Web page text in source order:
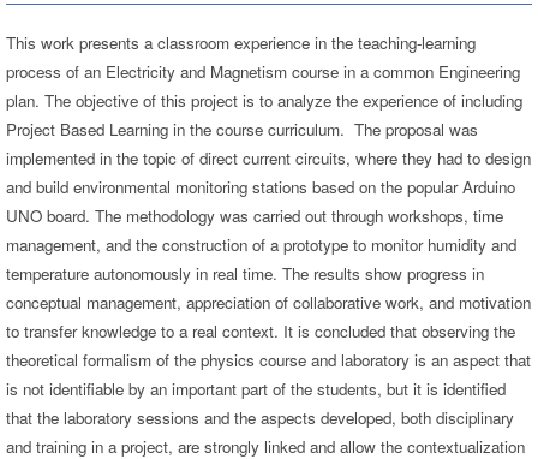
This work presents a classroom experience in the teaching-learning
process of an Electricity and Magnetism course in a common Engineering
plan. The objective of this project is to analyze the experience of including
Project Based Learning in the course curriculum. The proposal was
implemented in the topic of direct current circuits, where they had to design
and build environmental monitoring stations based on the popular Arduino
UNO board. The methodology was carried out through workshops, time
management, and the construction of a prototype to monitor humidity and
temperature autonomously in real time. The results show progress in
conceptual management, appreciation of collaborative work, and motivation
to transfer knowledge to a real context. It is concluded that observing the
theoretical formalism of the physics course and laboratory is an aspect that
is not identifiable by an important part of the students, but it is identified
that the laboratory sessions and the aspects developed, both disciplinary
and training in a project, are strongly linked and allow the contextualization